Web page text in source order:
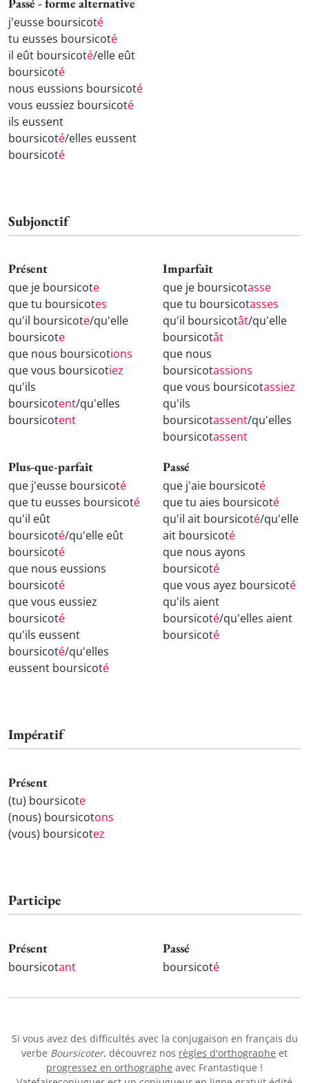
j'eusse boursicoté
tu eusses boursicoté
il eût boursicoté/elle eût
boursicoté
nous eussions boursicoté
vous eussiez boursicoté
ils eussent
boursicoté/elles eussent
boursicoté
Subjonctif
Présent
que je boursicote
que tu boursicotes
qu'il boursicote/qu'elle
boursicote
que nous boursicotions
que vous boursicotiez
qu'ils
boursicotent/qu'elles
boursicotent
Imparfait
que je boursicotasse
que tu boursicotasses
qu'il boursicotât/qu'elle
boursicotât
que nous
boursicotassions
que vous boursicotassiez
qu'ils
boursicotassent/qu'elles
boursicotassent
Plus-que-parfait
que j'eusse boursicoté
que tu eusses boursicoté
qu'il eût
boursicoté/qu'elle eût
boursicoté
que nous eussions
boursicoté
que vous eussiez
boursicoté
qu'ils eussent
boursicoté/qu'elles
eussent boursicoté
Passé
que j'aie boursicoté
que tu aies boursicoté
qu'il ait boursicoté/qu'elle
ait boursicoté
que nous ayons
boursicoté
que vous ayez boursicoté
qu'ils aient
boursicoté/qu'elles aient
boursicoté
Impératif
Présent
(tu) boursicote
(nous) boursicotons
(vous) boursicotez
Participe
Présent
boursicotant
Passé
boursicoté
Si vous avez des difficultés avec la conjugaison en français du
verbe Boursicoter, découvrez nos règles d'orthographe et
progressez en orthographe avec Frantastique !